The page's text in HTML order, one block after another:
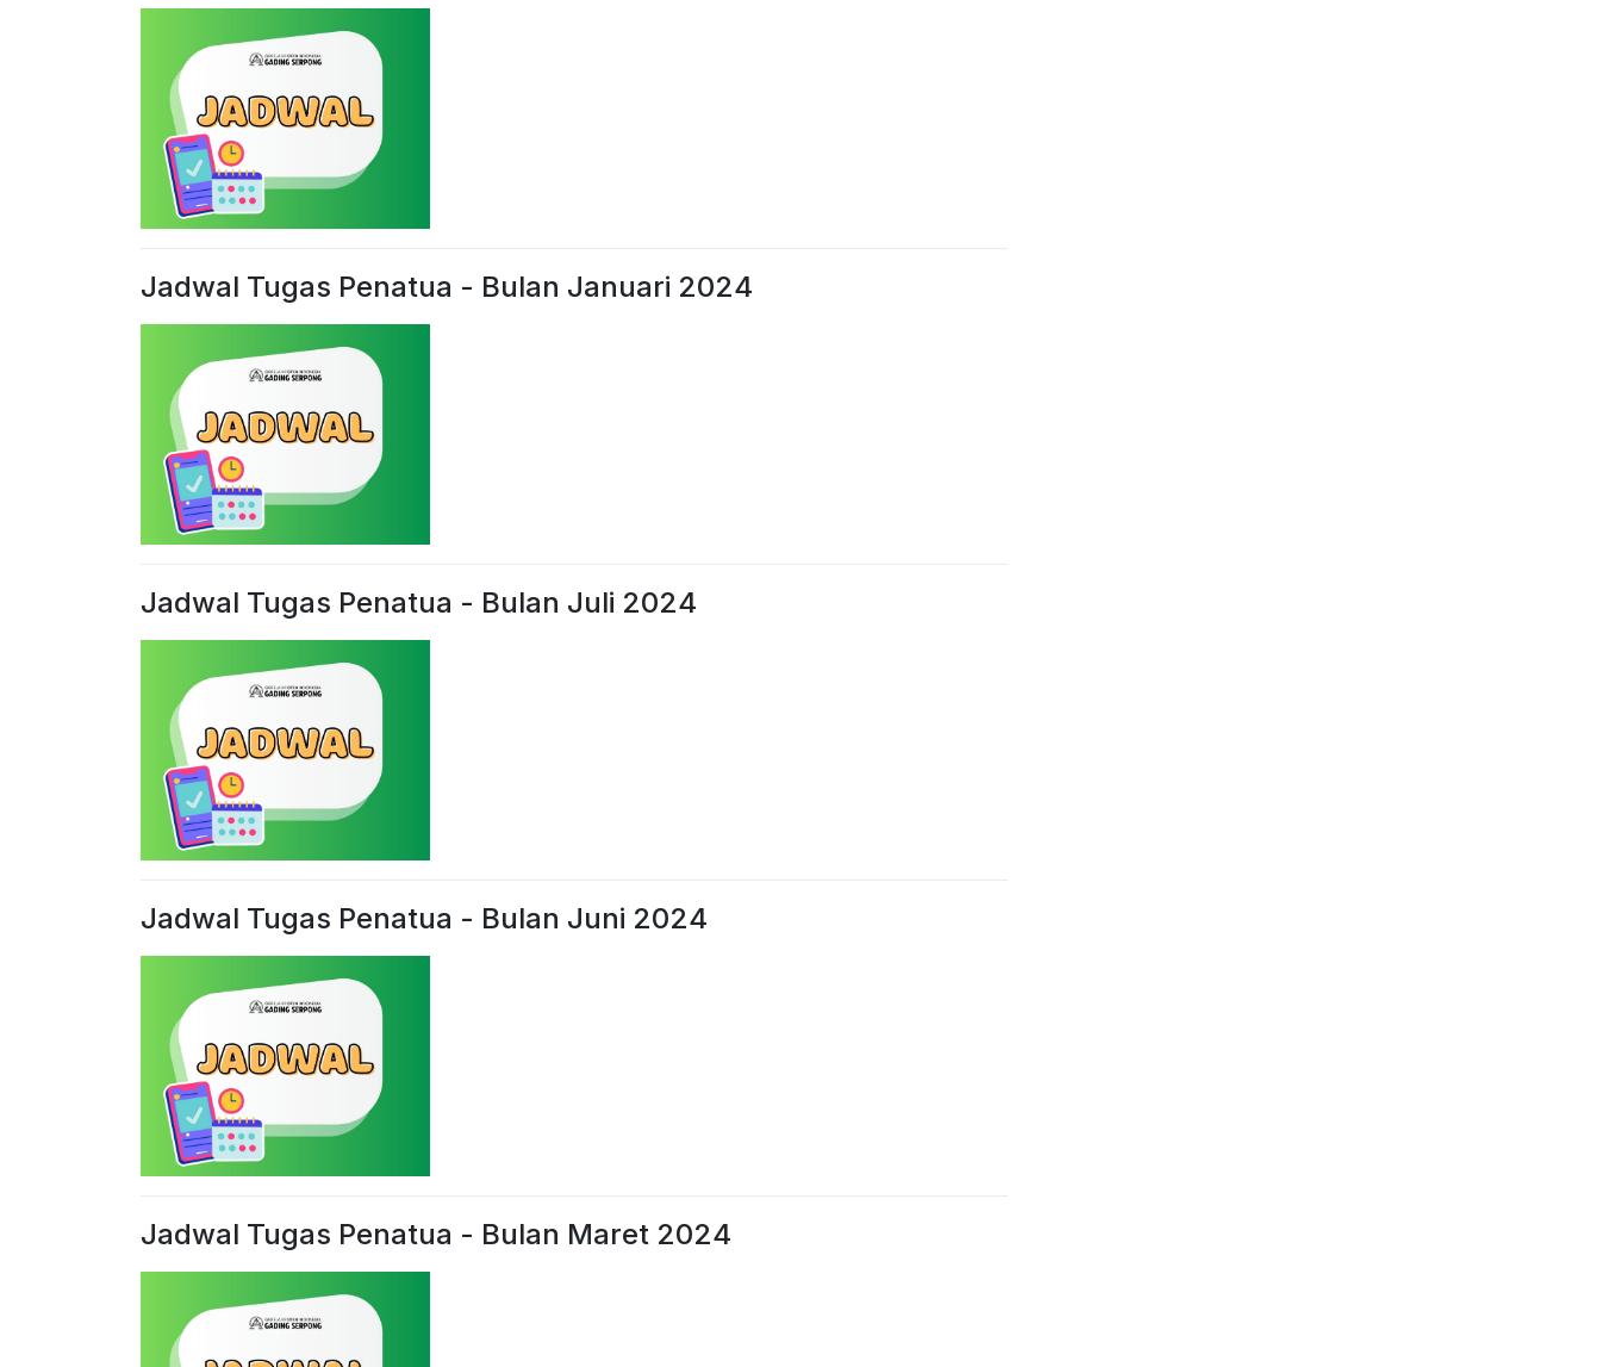
Jadwal Tugas Penatua - Bulan Januari 2024
Jadwal Tugas Penatua - Bulan Juli 2024
Jadwal Tugas Penatua - Bulan Juni 2024
Jadwal Tugas Penatua - Bulan Maret 2024